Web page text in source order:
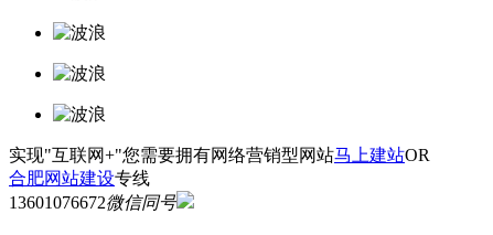
实现"互联网+"您需要拥有网络营销型网站马上建站OR
合肥网站建设专线
13601076672微信同号